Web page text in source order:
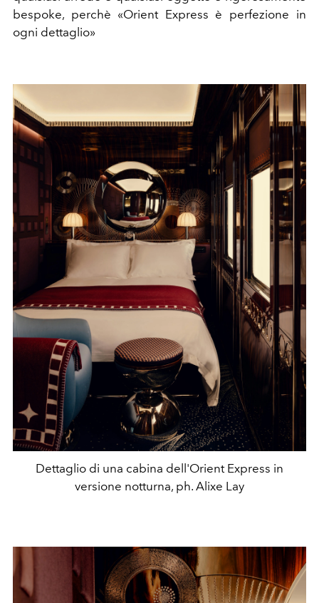
bespoke, perchè «Orient Express è perfezione in
ogni dettaglio»
Dettaglio di una cabina dell'Orient Express in
versione notturna, ph. Alixe Lay